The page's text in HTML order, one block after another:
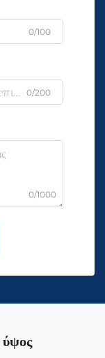
0/100
0/200
0/1000
ύψος